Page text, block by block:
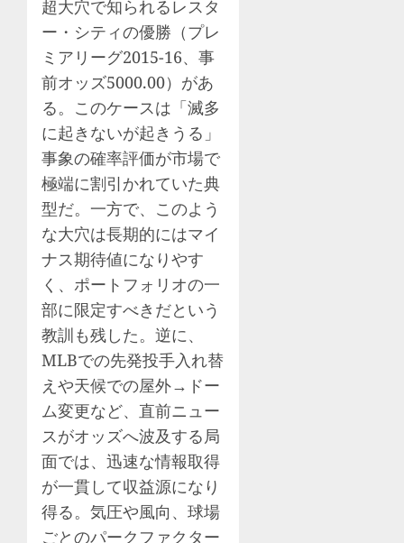
超大穴で知られるレスタ
ー・シティの優勝（プレ
ミアリーグ2015-16、事
前オッズ5000.00）があ
る。このケースは「滅多
に起きないが起きうる」
事象の確率評価が市場で
極端に割引かれていた典
型だ。一方で、このよう
な大穴は長期的にはマイ
ナス期待値になりやす
く、ポートフォリオの一
部に限定すべきだという
教訓も残した。逆に、
MLBでの先発投手入れ替
えや天候での屋外→ドー
ム変更など、直前ニュー
スがオッズへ波及する局
面では、迅速な情報取得
が一貫して収益源になり
得る。気圧や風向、球場
ごとのパークファクター